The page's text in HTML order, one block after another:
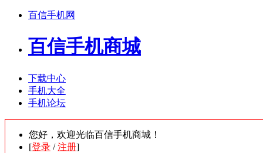
百信手机网
百信手机商城
下载中心
手机大全
手机论坛
您好，欢迎光临百信手机商城！
[登录 /注册]